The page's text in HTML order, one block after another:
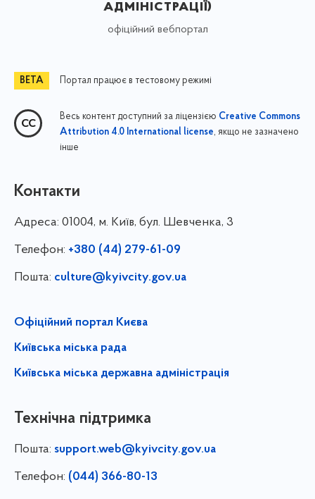
адміністрації)
офіційний вебпортал
Портал працює в тестовому режимі
Весь контент доступний за ліцензією Creative Commons
Attribution 4.0 International license, якщо не зазначено
інше
Контакти
Адреса: 01004, м. Київ, бул. Шевченка, 3
Телефон: +380 (44) 279-61-09
Пошта: culture@kyivcity.gov.ua
Офіційний портал Києва
Київська міська рада
Київська міська державна адміністрація
Технічна підтримка
Пошта: support.web@kyivcity.gov.ua
Телефон: (044) 366-80-13